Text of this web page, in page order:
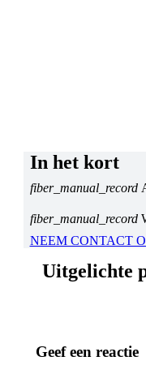
In het kort
fiber_manual_record
fiber_manual_record
NEEM CONTACT
Uitgelichte
Geef een reactie